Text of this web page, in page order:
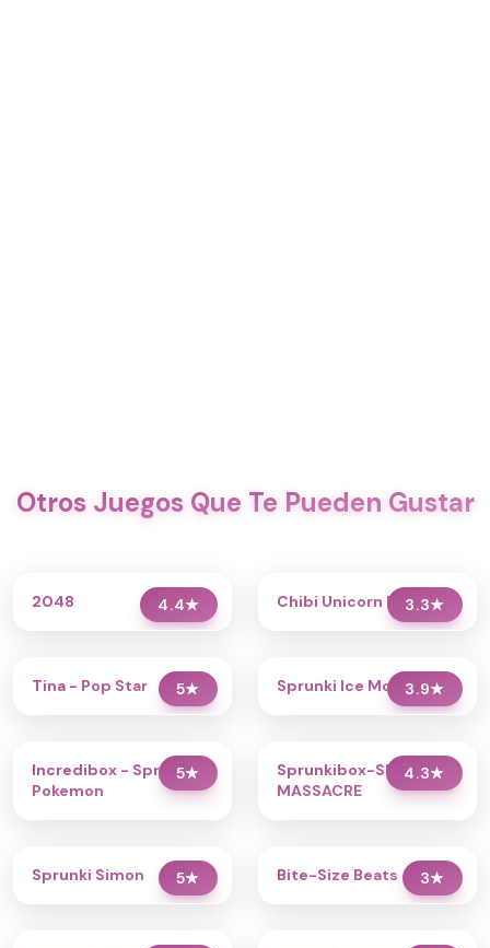
Otros Juegos Que Te Pueden Gustar
4.4★
2048 3.3★
Chibi Unicorn Dress Up
5★
Tina - Pop Star 3.9★
Sprunki Ice Mod - Aqua
5★
Incredibox - Sprunki
Pokemon
4.3★
Sprunkibox-Sky’s
MASSACRE
5★
Sprunki Simon 3★
Bite-Size Beats